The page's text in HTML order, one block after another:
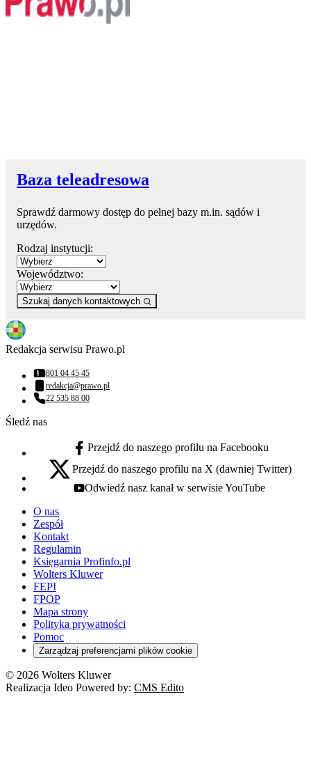
Baza teleadresowa
Sprawdź darmowy dostęp do pełnej bazy m.in. sądów i
urzędów.
Rodzaj instytucji:
Województwo:
Szukaj danych kontaktowych
Redakcja serwisu Prawo.pl
Numer telefonu:
801 04 45 45
Adres email:
redakcja@prawo.pl
Numer telefonu:
22 535 88 00
Śledź nas
facebook - otwiera się w nowej karcie
Przejdź do naszego profilu na Facebooku
x - otwiera się w nowej karcie
Przejdź do naszego profilu na X (dawniej Twitter)
youtube - otwiera się w nowej karcie
Odwiedź nasz kanał w serwisie YouTube
O nas
Zespół
Kontakt
Regulamin
Księgarnia Profinfo.pl
Wolters Kluwer
FEPI
FPOP
Mapa strony
Polityka prywatności
Pomoc
Zarządzaj preferencjami plików cookie
© 2026 Wolters Kluwer
Realizacja Ideo Powered by: CMS Edito